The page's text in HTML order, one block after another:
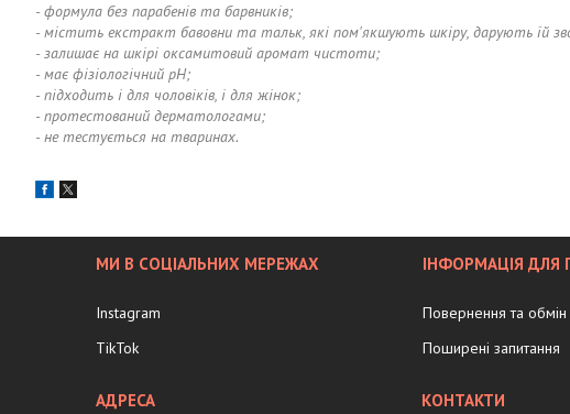
- формула без парабенів та барвників;
- містить екстракт бавовни та тальк, які пом'якшують шкіру, дарують їй
- залишає на шкірі оксамитовий аромат чистоти;
- має фізіологічний pH;
- підходить і для чоловіків, і для жінок;
- протестований дерматологами;
- не тестується на тваринах.
МИ В СОЦІАЛЬНИХ МЕРЕЖАХ
Instagram
TikTok
ІНФОРМАЦІЯ ДЛЯ
Повернення та обмін
Поширені запитання